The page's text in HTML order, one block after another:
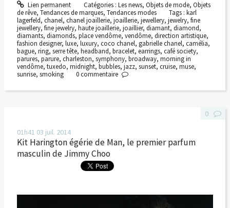
Lien permanent Catégories : Les news, Objets de mode, Objets
de rêve, Tendances de marques, Tendances modes Tags :karl
lagerfeld, chanel, chanel joaillerie, joaillerie, jewellery, jewelry, fine
jewellery, fine jewelry, haute joaillerie, joaillier, diamant, diamond,
diamants, diamonds, place vendôme, vendôme, direction artistique,
fashion designer, luxe, luxury, coco chanel, gabrielle chanel, camélia,
bague, ring, serre tête, headband, bracelet, earrings, café society,
parures, parure, charleston, symphony, broadway, morning in
vendôme, tuxedo, midnight, bubbles, jazz, sunset, cruise, muse,
sunrise, smoking 0commentaire
01h41 03 juil. 2014
Kit Harington égérie de Man, le premier parfum
masculin de Jimmy Choo
0